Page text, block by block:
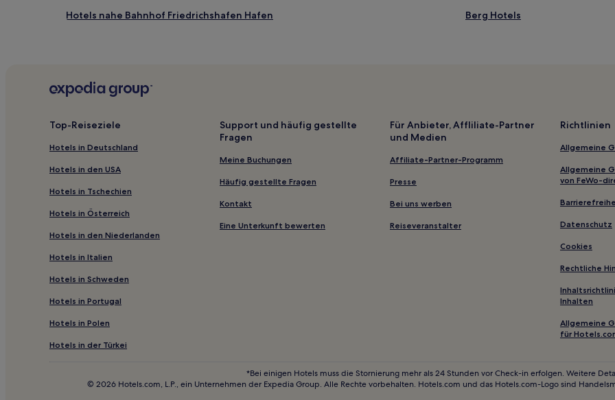
Hotels nahe Bahnhof Friedrichshafen Hafen
Berg Hotels
Landkreis Sigmaringen: Hotels
Hotels nahe Bahnhof Bad Saulgau
Salem Hotels
Deggenhausertal Hotels
Hotels nahe Bahnhof
Niederburg: Hotels
Hotels nahe Basilika St. Martin
Hotels nahe Bahnhof Bermatingen-Ahausen
Radolfzell am Bodensee Hotels
Königsbau Hotels
Fenken Hotels
Bad Waldsee Hotels
Hotels nahe Strandbad Horn
Hotels nahe Bahnhof Überlingen-Nußdorf
Überlingen Hotels
Top-Reiseziele
Hotels in Deutschland
Hotels in den USA
Hotels in Tschechien
Hotels in Österreich
Hotels in den Niederlanden
Hotels in Italien
Hotels in Schweden
Hotels in Portugal
Hotels in Polen
Hotels in der Türkei
Support und häufig gestellte
Fragen
Meine Buchungen
Häufig gestellte Fragen
Kontakt
Eine Unterkunft bewerten
Für Anbieter, Affliliate-Partner
und Medien
Affiliate-Partner-Programm
Presse
Bei uns werben
Reiseveranstalter
Richtlinien
Allgemeine
Allgemeine
von FeWo-
Datenschutz
Cookies
Rechtliche
Inhalten
Allgemeine
für
*Bei einigen Hotels muss die Stornierung mehr als 24 Stunden vor Check-in erfolgen. Weitere
© 2026 Hotels.com, L.P., ein Unternehmen der Expedia Group. Alle Rechte vorbehalten. Hotels.com und das Hotels.com-Logo sind